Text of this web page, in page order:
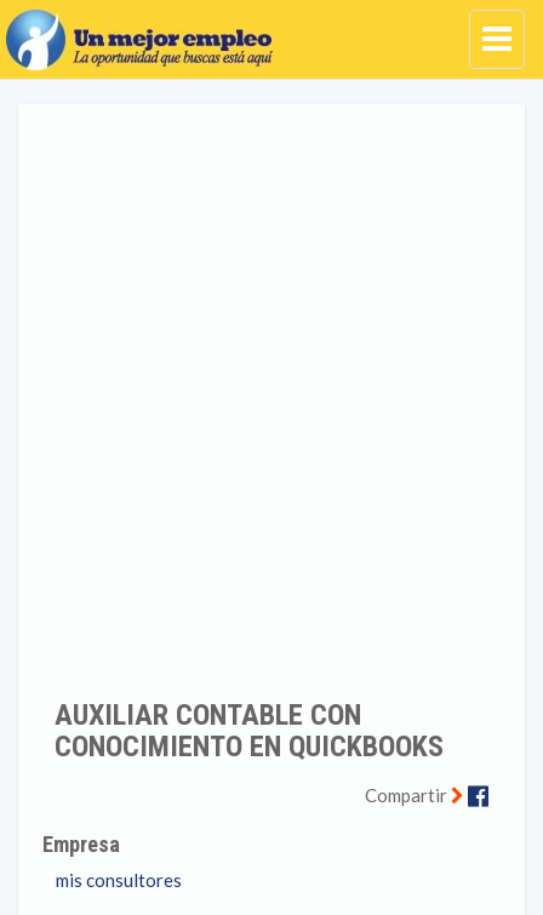
AUXILIAR CONTABLE CON
CONOCIMIENTO EN QUICKBOOKS
Compartir
Empresa
mis consultores